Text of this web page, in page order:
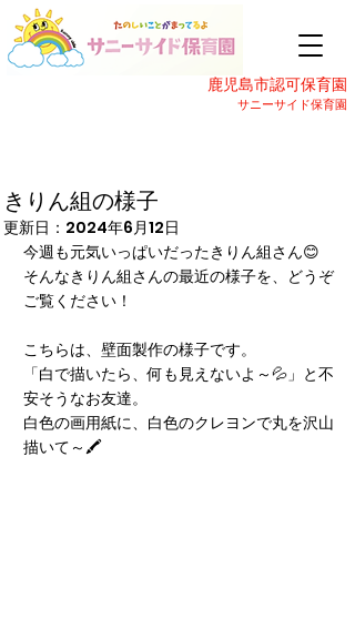
鹿児島市認可保育園
サニーサイド保育園
きりん組の様子
更新日： 2024年6月12日
今週も元気いっぱいだったきりん組さん😊
そんなきりん組さんの最近の様子を、どうぞ
ご覧ください！
こちらは、壁面製作の様子です。
「白で描いたら、何も見えないよ～💦」と不
安そうなお友達。
白色の画用紙に、白色のクレヨンで丸を沢山
描いて～🖍